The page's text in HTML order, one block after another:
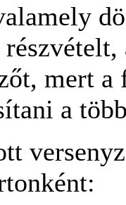
mert a
a